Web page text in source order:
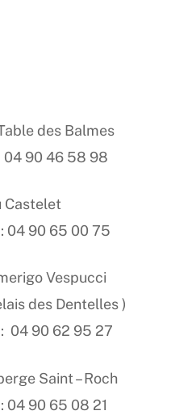
des Balmes
04 90 46 58 98
Castelet
04 90 65 00 75
Vespucci
des Dentelles )
04 90 62 95 27
Saint – Roch
04 90 65 08 21